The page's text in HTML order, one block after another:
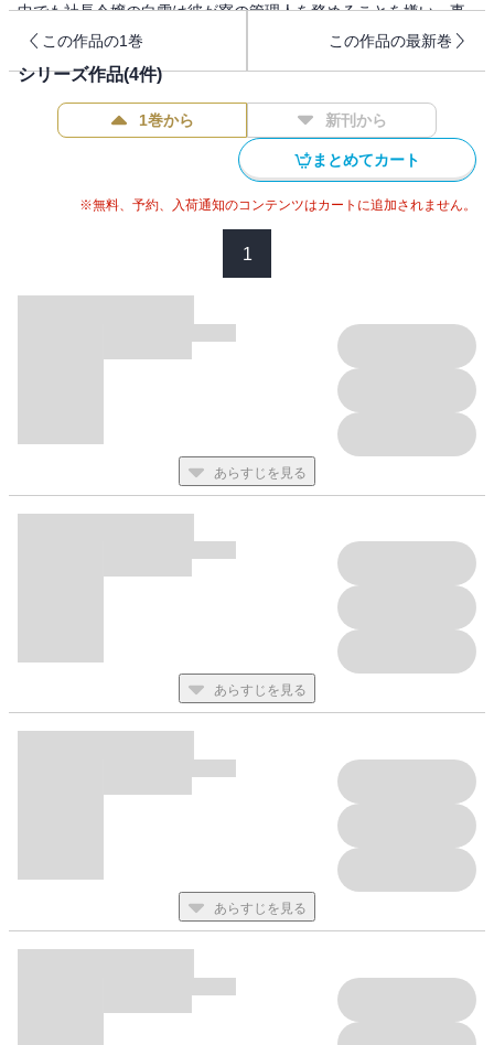
中でも社長令嬢の白雪は彼が寮の管理人を務めることを嫌い、事
あるごとにクールビューティな顔を顰めては文句をつけてくる。
を試みるも、すでに両親公認という事実を聞かされ、良樹は動揺
する。
破れかぶれになってベッドに押し倒した良樹は、培った性テクを
白雪に駆使して強引に「分からせる」のだった!
この作品の1巻 この作品の最新巻
シリーズ作品(4件)
1巻から 新刊から
まとめてカート
※無料、予約、入荷通知のコンテンツはカートに追加されません。
1
あらすじを見る
あらすじを見る
あらすじを見る